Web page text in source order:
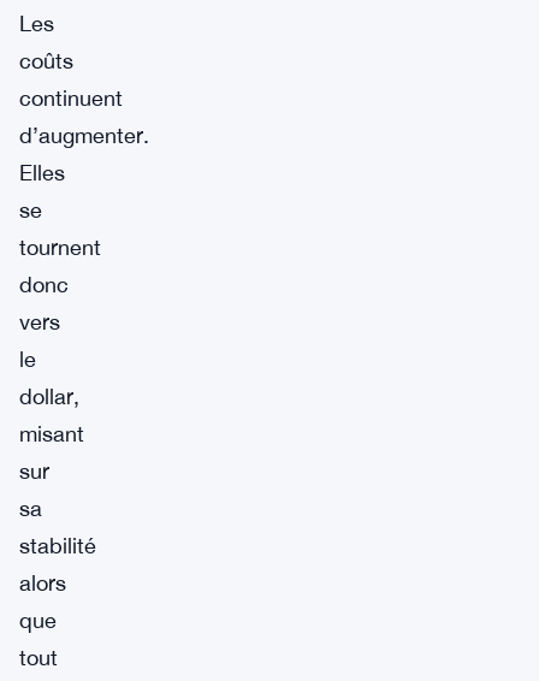
Les
coûts
continuent
d’augmenter.
Elles
se
tournent
donc
vers
le
dollar,
misant
sur
sa
stabilité
alors
que
tout